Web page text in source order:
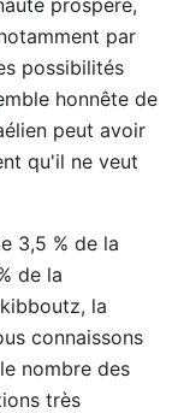
par
possibilités
honnête de
peut avoir
qu'il ne veut
3,5 % de la
de la
la
connaissons
nombre des
très